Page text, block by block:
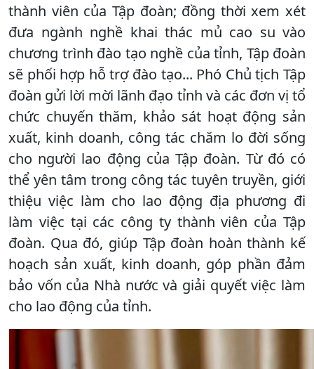
thành viên của Tập đoàn; đồng thời xem xét
đưa ngành nghề khai thác mủ cao su vào
chương trình đào tạo nghề của tỉnh, Tập đoàn
sẽ phối hợp hỗ trợ đào tạo... Phó Chủ tịch Tập
đoàn gửi lời mời lãnh đạo tỉnh và các đơn vị tổ
chức chuyến thăm, khảo sát hoạt động sản
xuất, kinh doanh, công tác chăm lo đời sống
cho người lao động của Tập đoàn. Từ đó có
thể yên tâm trong công tác tuyên truyền, giới
thiệu việc làm cho lao động địa phương đi
làm việc tại các công ty thành viên của Tập
đoàn. Qua đó, giúp Tập đoàn hoàn thành kế
hoạch sản xuất, kinh doanh, góp phần đảm
bảo vốn của Nhà nước và giải quyết việc làm
cho lao động của tỉnh.